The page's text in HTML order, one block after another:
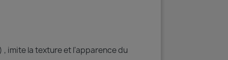
imite la texture et l'apparence du